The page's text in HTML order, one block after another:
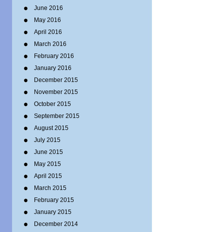
June 2016
May 2016
April 2016
March 2016
February 2016
January 2016
December 2015
November 2015
October 2015
September 2015
August 2015
July 2015
June 2015
May 2015
April 2015
March 2015
February 2015
January 2015
December 2014